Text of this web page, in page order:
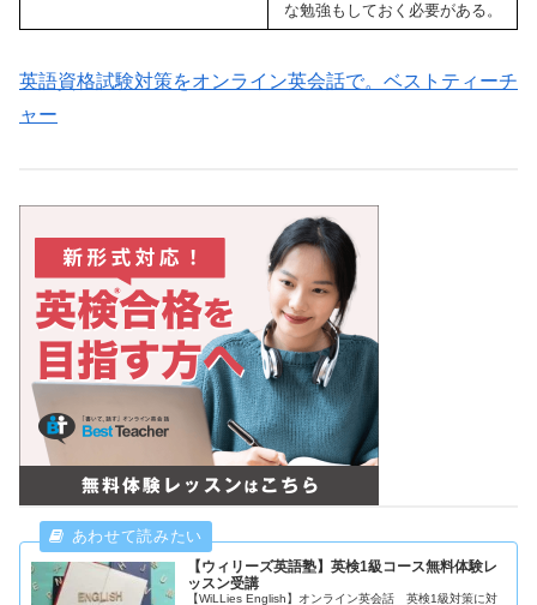
な勉強もしておく必要がある。
英語資格試験対策をオンライン英会話で。ベストティーチ
ャー
【ウィリーズ英語塾】英検1級コース無料体験レ
ッスン受講
【WiLLies English】オンライン英会話 英検1級対策に対